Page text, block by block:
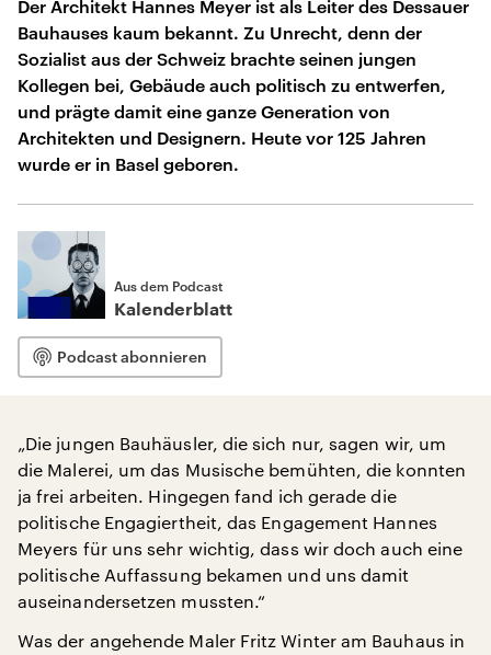
Der Architekt Hannes Meyer ist als Leiter des Dessauer
Bauhauses kaum bekannt. Zu Unrecht, denn der
Sozialist aus der Schweiz brachte seinen jungen
Kollegen bei, Gebäude auch politisch zu entwerfen,
und prägte damit eine ganze Generation von
Architekten und Designern. Heute vor 125 Jahren
wurde er in Basel geboren.
Aus dem Podcast
Kalenderblatt
Podcast abonnieren
„Die jungen Bauhäusler, die sich nur, sagen wir, um
die Malerei, um das Musische bemühten, die konnten
ja frei arbeiten. Hingegen fand ich gerade die
politische Engagiertheit, das Engagement Hannes
Meyers für uns sehr wichtig, dass wir doch auch eine
politische Auffassung bekamen und uns damit
auseinandersetzen mussten.“
Was der angehende Maler Fritz Winter am Bauhaus in